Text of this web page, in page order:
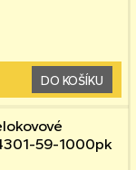
DO KOŠÍKU
59-1000pk